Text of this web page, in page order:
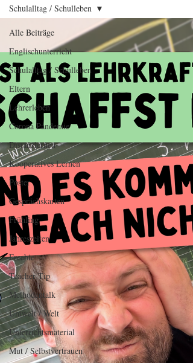
Alle Beiträge
Englischunterricht
Schulalltag / Schulleben
Eltern
Lehrerleben
Corona Pandemie
Distanzlernen
Kooperatives Lernen
Poster
Gesprächskarten
Frühling
Jahreszeiten
Freebie
Teacher Tip
Methodentalk
Umwelt / Welt
Unterrichtsmaterial
Mut / Selbstvertrauen
Schulalltag / Schulleben